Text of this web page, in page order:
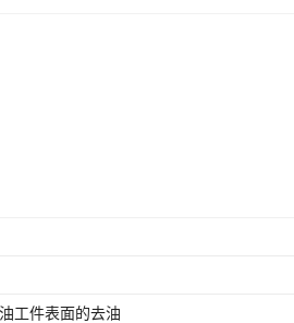
工件表面的去油